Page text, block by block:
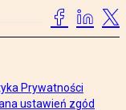
Prywatności
ustawień zgód